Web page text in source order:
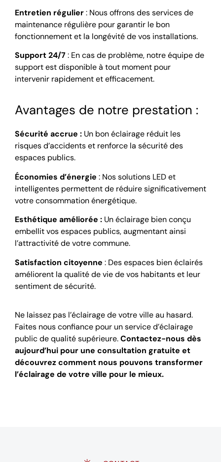
Entretien régulier: Nous offrons des services de
maintenance régulière pour garantir le bon
fonctionnement et la longévité de vos installations.
Support 24/7: En cas de problème, notre équipe de
support est disponible à tout moment pour
intervenir rapidement et efficacement.
Avantages de notre prestation :
Sécurité accrue : Un bon éclairage réduit les
risques d’accidents et renforce la sécurité des
espaces publics.
Économies d’énergie : Nos solutions LED et
intelligentes permettent de réduire significativement
votre consommation énergétique.
Esthétique améliorée : Un éclairage bien conçu
embellit vos espaces publics, augmentant ainsi
l’attractivité de votre commune.
Satisfaction citoyenne : Des espaces bien éclairés
améliorent la qualité de vie de vos habitants et leur
sentiment de sécurité.
Ne laissez pas l’éclairage de votre ville au hasard.
Faites nous confiance pour un service d’éclairage
public de qualité supérieure.Contactez-nous dès
aujourd’hui pour une consultation gratuite et
découvrez comment nous pouvons transformer
l’éclairage de votre ville pour le mieux.